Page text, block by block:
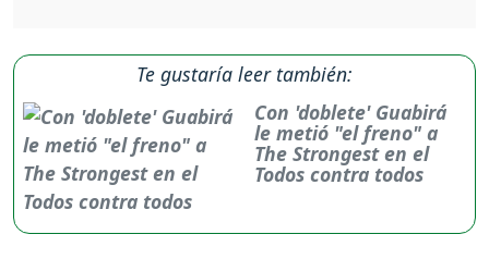
Te gustaría leer también:
Con 'doblete' Guabirá
le metió "el freno" a
The Strongest en el
Todos contra todos